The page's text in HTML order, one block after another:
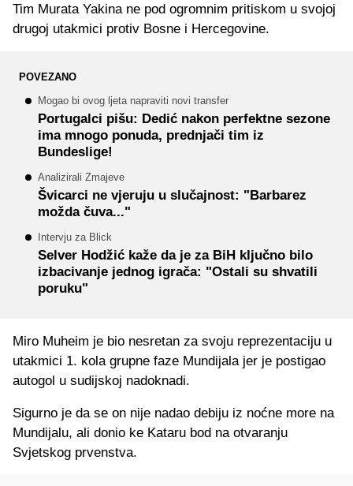
Tim Murata Yakina ne pod ogromnim pritiskom u svojoj
drugoj utakmici protiv Bosne i Hercegovine.
POVEZANO
Mogao bi ovog ljeta napraviti novi transfer
Portugalci pišu: Dedić nakon perfektne sezone
ima mnogo ponuda, prednjači tim iz
Bundeslige!
Analizirali Zmajeve
Švicarci ne vjeruju u slučajnost: "Barbarez
možda čuva..."
Intervju za Blick
Selver Hodžić kaže da je za BiH ključno bilo
izbacivanje jednog igrača: "Ostali su shvatili
poruku"
Miro Muheim je bio nesretan za svoju reprezentaciju u
utakmici 1. kola grupne faze Mundijala jer je postigao
autogol u sudijskoj nadoknadi.
Sigurno je da se on nije nadao debiju iz noćne more na
Mundijalu, ali donio ke Kataru bod na otvaranju
Svjetskog prvenstva.